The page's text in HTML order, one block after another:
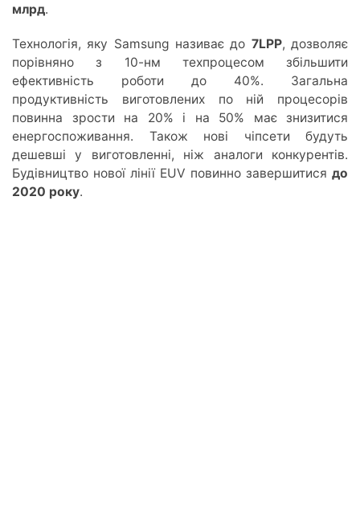
млрд.
Технологія, яку Samsung називає до 7LPP, дозволяє
порівняно з 10-нм техпроцесом збільшити
ефективність роботи до 40%. Загальна
продуктивність виготовлених по ній процесорів
повинна зрости на 20% і на 50% має знизитися
енергоспоживання. Також нові чіпсети будуть
дешевші у виготовленні, ніж аналоги конкурентів.
Будівництво нової лінії EUV повинно завершитися до
2020 року.